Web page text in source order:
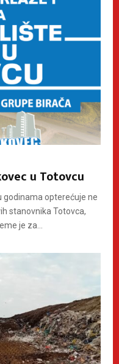
u Totovcu
godinama opterećuje ne
stanovnika Totovca,
je za...